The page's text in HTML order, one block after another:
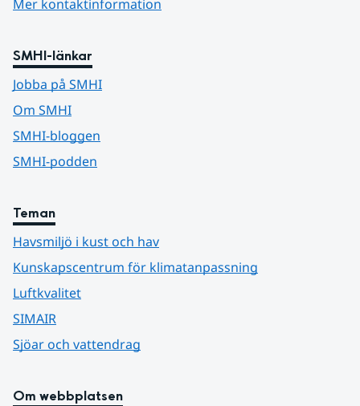
Mer kontaktinformation
SMHI-länkar
Jobba på SMHI
Om SMHI
SMHI-bloggen
SMHI-podden
Teman
Havsmiljö i kust och hav
Kunskapscentrum för klimatanpassning
Luftkvalitet
SIMAIR
Sjöar och vattendrag
Om webbplatsen